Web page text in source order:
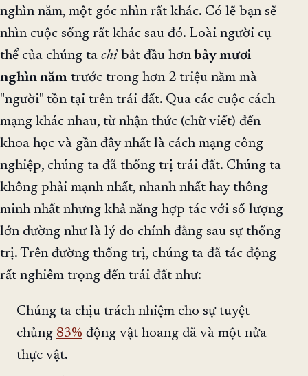
nghìn năm, một góc nhìn rất khác. Có lẽ bạn sẽ
nhìn cuộc sống rất khác sau đó. Loài người cụ
thể của chúng ta chỉbắt đầu hơn bảy mươi
nghìn năm trước trong hơn 2 triệu năm mà
"người" tồn tại trên trái đất. Qua các cuộc cách
mạng khác nhau, từ nhận thức (chữ viết) đến
khoa học và gần đây nhất là cách mạng công
nghiệp, chúng ta đã thống trị trái đất. Chúng ta
không phải mạnh nhất, nhanh nhất hay thông
minh nhất nhưng khả năng hợp tác với số lượng
lớn dường như là lý do chính đằng sau sự thống
trị. Trên đường thống trị, chúng ta đã tác động
rất nghiêm trọng đến trái đất như:
Chúng ta chịu trách nhiệm cho sự tuyệt
chủng 83% động vật hoang dã và một nửa
thực vật.